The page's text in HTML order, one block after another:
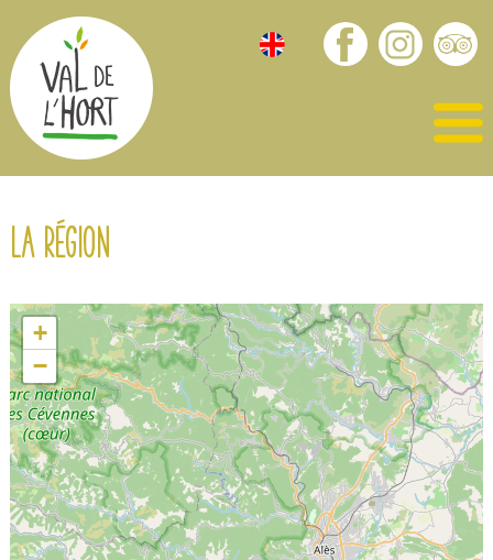
La région
+
−